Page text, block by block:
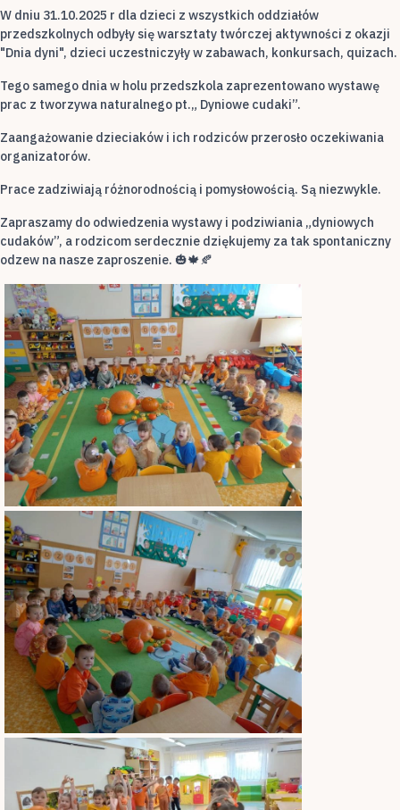
W dniu 31.10.2025 r dla dzieci z wszystkich oddziałów
przedszkolnych odbyły się warsztaty twórczej aktywności z okazji
"Dnia dyni", dzieci uczestniczyły w zabawach, konkursach, quizach.
Tego samego dnia w holu przedszkola zaprezentowano wystawę
prac z tworzywa naturalnego pt.„ Dyniowe cudaki”.
Zaangażowanie dzieciaków i ich rodziców przerosło oczekiwania
organizatorów.
Prace zadziwiają różnorodnością i pomysłowością. Są niezwykle.
Zapraszamy do odwiedzenia wystawy i podziwiania „dyniowych
cudaków”, a rodzicom serdecznie dziękujemy za tak spontaniczny
odzew na nasze zaproszenie. 🎃🍁🍂